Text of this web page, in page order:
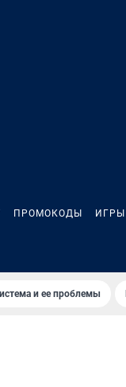
ПРОМОКОДЫ ИГРЫ
и ее проблемы